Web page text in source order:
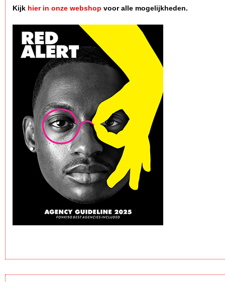
Kijk hier in onze webshop voor alle mogelijkheden.